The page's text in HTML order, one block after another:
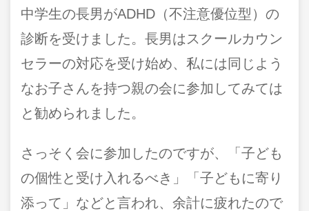
中学生の長男がADHD（不注意優位型）の
診断を受けました。長男はスクールカウン
セラーの対応を受け始め、私には同じよう
なお子さんを持つ親の会に参加してみては
と勧められました。
さっそく会に参加したのですが、「子ども
の個性と受け入れるべき」「子どもに寄り
添って」などと言われ、余計に疲れたので